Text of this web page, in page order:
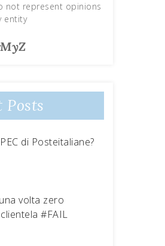
not represent opinions
entity
Posts
di Posteitaliane?
volta zero
#FAIL